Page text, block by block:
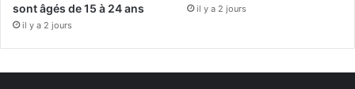
sont âgés de 15 à 24 ans
il y a 2 jours
il y a 2 jours